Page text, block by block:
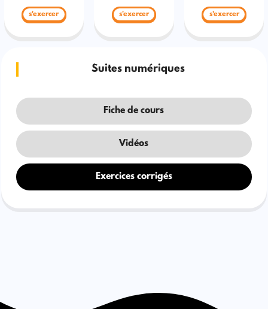
s'exercer s'exercer s'exercer
Suites numériques
Fiche de cours
Vidéos
Exercices corrigés